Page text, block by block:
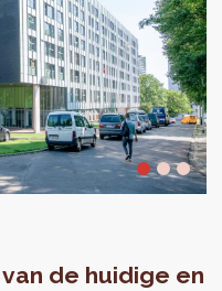
de huidige en